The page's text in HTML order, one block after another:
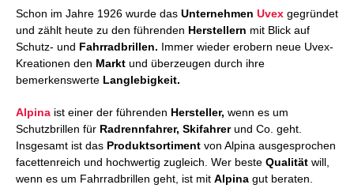
Schon im Jahre 1926 wurde das Unternehmen Uvex gegründet
und zählt heute zu den führenden Herstellern mit Blick auf
Schutz- und Fahrradbrillen. Immer wieder erobern neue Uvex-
Kreationen den Markt und überzeugen durch ihre
bemerkenswerte Langlebigkeit.
Alpina ist einer der führenden Hersteller, wenn es um
Schutzbrillen für Radrennfahrer, Skifahrerund Co. geht.
Insgesamt ist das Produktsortiment von Alpina ausgesprochen
facettenreich und hochwertig zugleich. Wer beste Qualität will,
wenn es um Fahrradbrillen geht, ist mit Alpina gut beraten.